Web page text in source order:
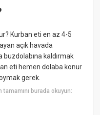
Kurban eti en az 4-5
açık havada
kaldırmak
eti hemen dolaba konur
gerek.
tamamını burada okuyun: